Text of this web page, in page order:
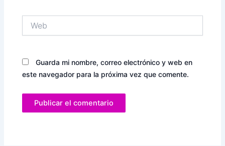
Guarda mi nombre, correo electrónico y web en
este navegador para la próxima vez que comente.